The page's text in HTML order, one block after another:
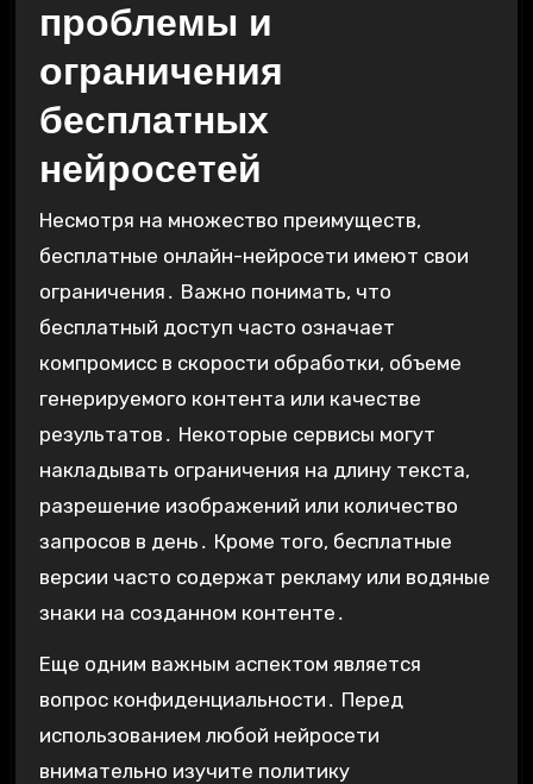
проблемы и
ограничения
бесплатных
нейросетей
Несмотря на множество преимуществ,
бесплатные онлайн-нейросети имеют свои
ограничения․ Важно понимать, что
бесплатный доступ часто означает
компромисс в скорости обработки, объеме
генерируемого контента или качестве
результатов․ Некоторые сервисы могут
накладывать ограничения на длину текста,
разрешение изображений или количество
запросов в день․ Кроме того, бесплатные
версии часто содержат рекламу или водяные
знаки на созданном контенте․
Еще одним важным аспектом является
вопрос конфиденциальности․ Перед
использованием любой нейросети
внимательно изучите политику